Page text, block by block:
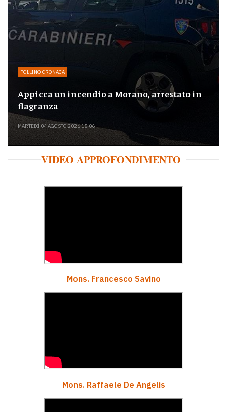
POLLINO CRONACA
Appicca un incendio a Morano, arrestato in
flagranza
MARTEDÌ 04 AGOSTO 2026 15:06
VIDEO APPROFONDIMENTO
Mons. Francesco Savino
Mons. Raffaele De Angelis